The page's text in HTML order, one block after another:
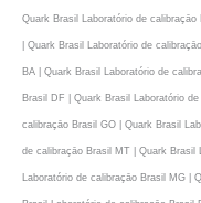
Quark Brasil Laboratório de
| Quark Brasil Laboratório de
BA | Quark Brasil Laboratório de
Brasil DF | Quark Brasil Laboratório
calibraçāo Brasil GO | Quark Brasil
de calibraçāo Brasil MT | Quark Brasil
Laboratório de calibraçāo Brasil MG |